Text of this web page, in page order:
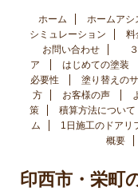
ホーム ホームアシ
シミュレーション
料
お問い合わせ
３
ア
はじめての塗装
必要性
塗り替えの
方
お客様の声
策
積算方法について
ム
1日施工のドアリ
概要
印西市・栄町